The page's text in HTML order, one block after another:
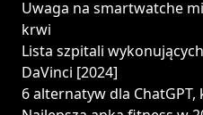
Uwaga na smartwatche
krwi
Lista szpitali
DaVinci [2024]
6 alternatyw dla ChatGPT,